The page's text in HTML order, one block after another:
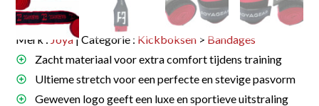
Merk : Joya| Categorie : Kickboksen > Bandages
Zacht materiaal voor extra comfort tijdens training
Ultieme stretch voor een perfecte en stevige pasvorm
Geweven logo geeft een luxe en sportieve uitstraling